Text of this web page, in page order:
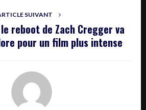
SUIVANT
reboot de Zach Cregger va
pour un film plus intense